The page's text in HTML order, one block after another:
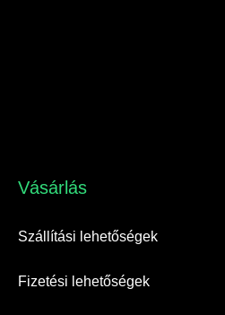
Vásárlás​
Szállítási lehetőségek
Fizetési lehetőségek